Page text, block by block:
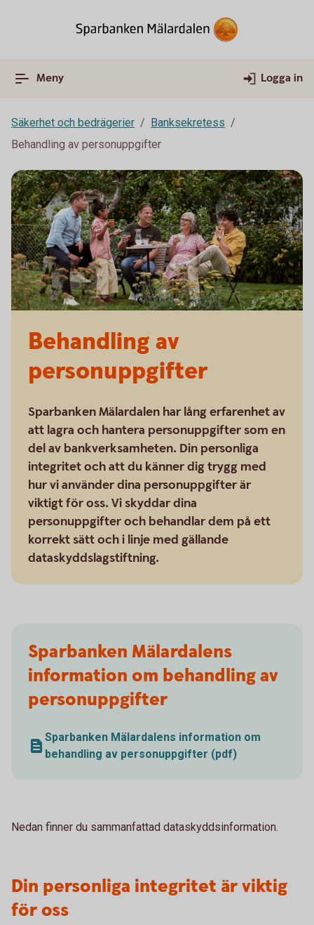
Meny Logga in
Säkerhet och bedrägerier
Banksekretess
Behandling av personuppgifter
Behandling av
personuppgifter
Sparbanken Mälardalen har lång erfarenhet av
att lagra och hantera personuppgifter som en
del av bankverksamheten. Din personliga
integritet och att du känner dig trygg med
hur vi använder dina personuppgifter är
viktigt för oss. Vi skyddar dina
personuppgifter och behandlar dem på ett
korrekt sätt och i linje med gällande
dataskyddslagstiftning.
Sparbanken Mälardalens
information om behandling av
personuppgifter
Sparbanken Mälardalens information om
behandling av personuppgifter (pdf)
Nedan finner du sammanfattad dataskyddsinformation.
Din personliga integritet är viktig
för oss